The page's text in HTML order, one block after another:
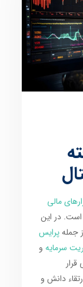
مالی
در این
جملهپرایس
سرمایه و
دانش و